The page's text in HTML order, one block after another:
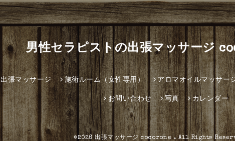
男性セラピストの出張マッサージ
出張マッサージ 施術ルーム（女性専用） アロマオイルマッサー
お問い合わせ 写真 カレンダー
©2026出張マッサージ cocorone. All Rights